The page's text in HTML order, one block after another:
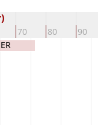
70 80 90